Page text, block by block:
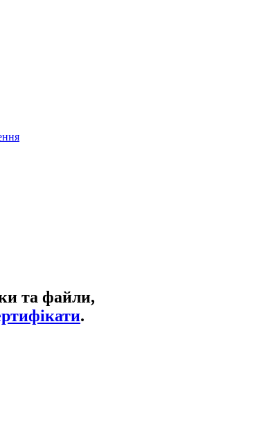
та файли,
.